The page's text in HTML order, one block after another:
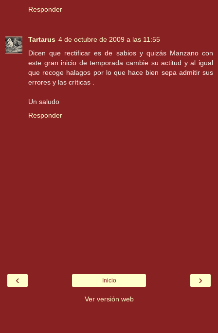
Responder
Tartarus 4 de octubre de 2009 a las 11:55
Dicen que rectificar es de sabios y quizás Manzano con
este gran inicio de temporada cambie su actitud y al igual
que recoge halagos por lo que hace bien sepa admitir sus
errores y las críticas .
Un saludo
Responder
‹ ›
Inicio
Ver versión web